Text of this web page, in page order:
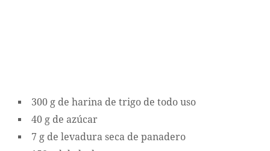
300 g de harina de trigo de todo uso
40 g de azúcar
7 g de levadura seca de panadero